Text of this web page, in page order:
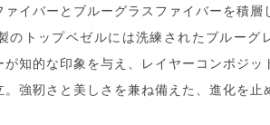
イバーとブルーグラスファイバーを積層
のトップベゼルには洗練されたブルーグ
知的な印象を与え、レイヤーコンポジッ
強靭さと美しさを兼ね備えた、進化を止